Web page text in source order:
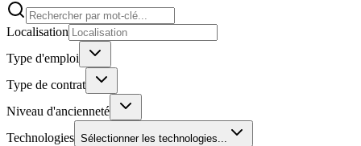
Localisation
Type d'emploi
Type de contrat
Niveau d'ancienneté
Technologies Sélectionner les technologies...